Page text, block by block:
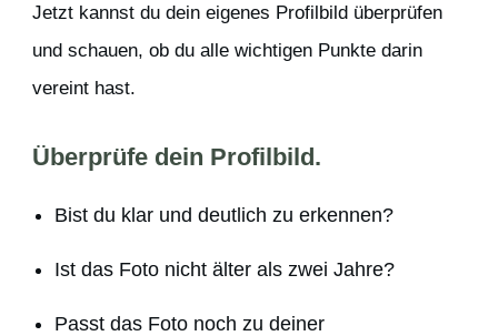
Jetzt kannst du dein eigenes Profilbild überprüfen
und schauen, ob du alle wichtigen Punkte darin
vereint hast.
Überprüfe dein Profilbild.
Bist du klar und deutlich zu erkennen?
Ist das Foto nicht älter als zwei Jahre?
Passt das Foto noch zu deiner